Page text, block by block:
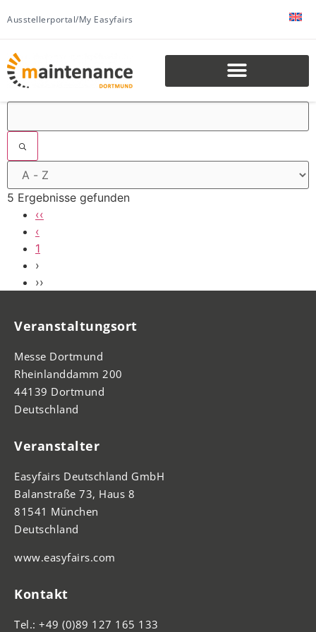
Ausstellerportal/My Easyfairs
5 Ergebnisse gefunden
‹‹
‹
1
›
››
Veranstaltungsort
Messe Dortmund
Rheinlanddamm 200
44139 Dortmund
Deutschland
Veranstalter
Easyfairs Deutschland GmbH
Balanstraße 73, Haus 8
81541 München
Deutschland
www.easyfairs.com
Kontakt
Tel.: +49 (0)89 127 165 133